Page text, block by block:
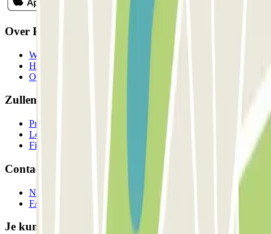
Over Parclick
Wie we zijn
Hoe het werkt
Onze parkeergarages
Zullen we samenwerken?
Professionals
Leverancier parkeren
Filialen
Contact
Neem contact met ons op
FAQ
Je kunt deze betaalmethoden gebruiken: